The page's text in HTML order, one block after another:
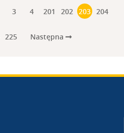
3 4 201 202 203 204
225 Następna